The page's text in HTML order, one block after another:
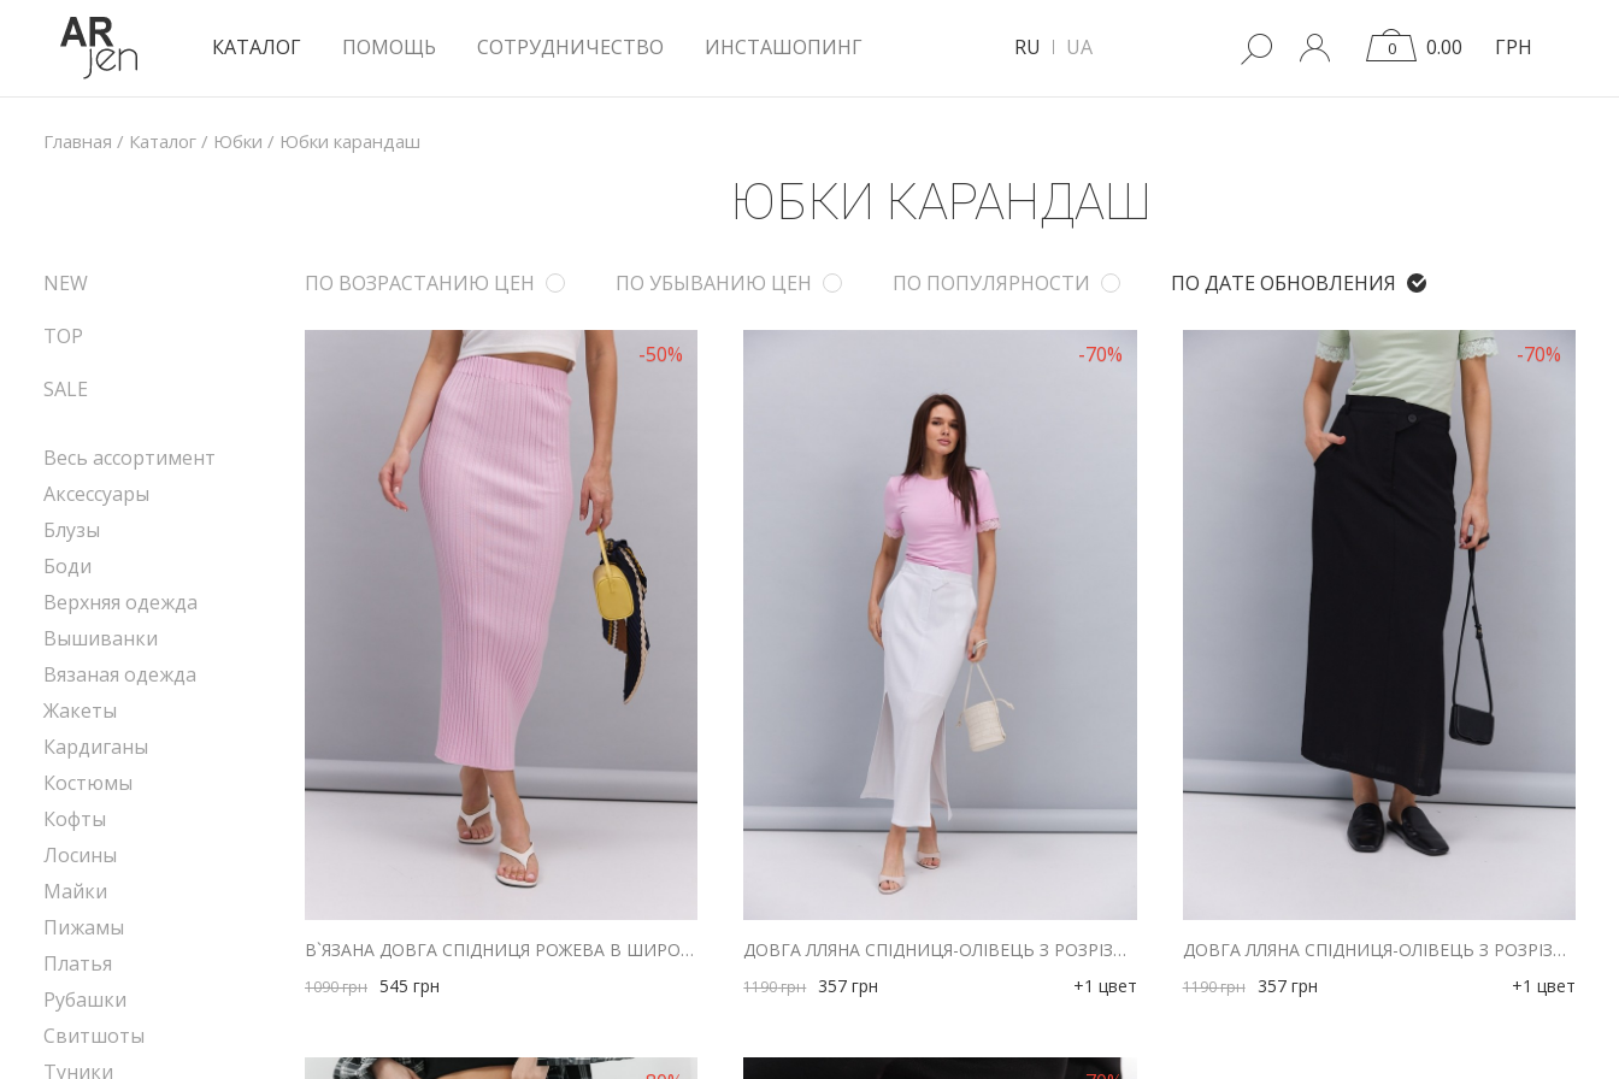
КАТАЛОГ ПОМОЩЬ СОТРУДНИЧЕСТВО ИНСТАШОПИНГ RU UA 0 0.00 ГРН
Главная / Каталог / Юбки / Юбки карандаш
ЮБКИ КАРАНДАШ
ПО ВОЗРАСТАНИЮ ЦЕН ПО УБЫВАНИЮ ЦЕН ПО ПОПУЛЯРНОСТИ ПО ДАТЕ ОБНОВЛЕНИЯ
-50%
В`ЯЗАНА ДОВГА СПІДНИЦЯ РОЖЕВА В ШИРОКИЙ РУБЧИК
1090грн 545 грн
-70%
ДОВГА ЛЛЯНА СПІДНИЦЯ-ОЛІВЕЦЬ З РОЗРІЗАМИ БІЛА
1190грн 357 грн +1 цвет
-70%
ДОВГА ЛЛЯНА СПІДНИЦЯ-ОЛІВЕЦЬ З РОЗРІЗАМИ ЧОРНА
1190грн 357 грн +1 цвет
NEW
TOP
SALE
Весь ассортимент
Аксессуары
Блузы
Боди
Верхняя одежда
Вышиванки
Вязаная одежда
Жакеты
Кардиганы
Костюмы
Кофты
Лосины
Майки
Пижамы
Платья
Рубашки
Свитшоты
Туники